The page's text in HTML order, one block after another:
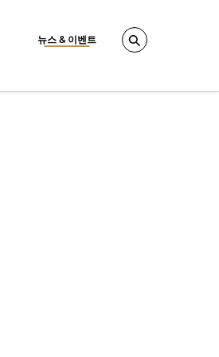
Search
뉴스 & 이벤트